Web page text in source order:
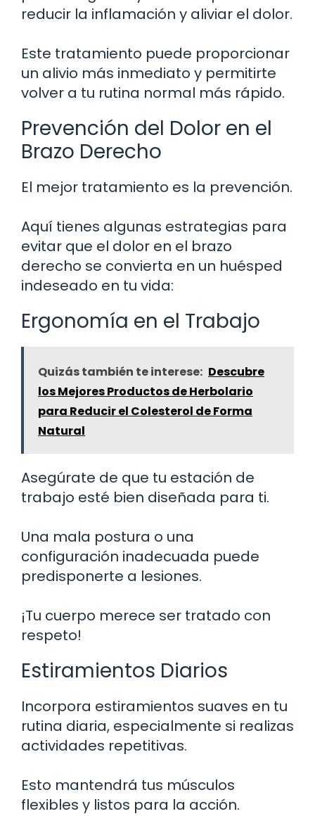
reducir la inflamación y aliviar el dolor.
Este tratamiento puede proporcionar
un alivio más inmediato y permitirte
volver a tu rutina normal más rápido.
Prevención del Dolor en el
Brazo Derecho
El mejor tratamiento es la prevención.
Aquí tienes algunas estrategias para
evitar que el dolor en el brazo
derecho se convierta en un huésped
indeseado en tu vida:
Ergonomía en el Trabajo
Quizás también te interese: Descubre
los Mejores Productos de Herbolario
para Reducir el Colesterol de Forma
Natural
Asegúrate de que tu estación de
trabajo esté bien diseñada para ti.
Una mala postura o una
configuración inadecuada puede
predisponerte a lesiones.
¡Tu cuerpo merece ser tratado con
respeto!
Estiramientos Diarios
Incorpora estiramientos suaves en tu
rutina diaria, especialmente si realizas
actividades repetitivas.
Esto mantendrá tus músculos
flexibles y listos para la acción.